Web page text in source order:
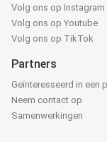
Volg ons op Instagram
Volg ons op Youtube
Volg ons op TikTok
Partners
Geïnteresseerd in een
Neem contact op
Samenwerkingen